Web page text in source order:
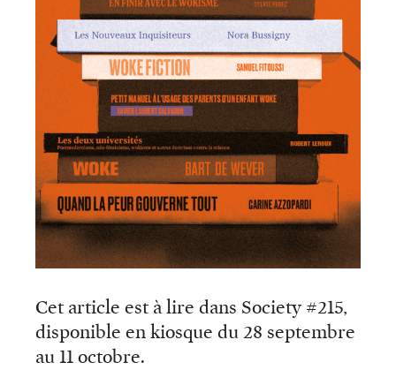
Cet article est à lire dans Society #215,
disponible en kiosque du 28 septembre
au 11 octobre.